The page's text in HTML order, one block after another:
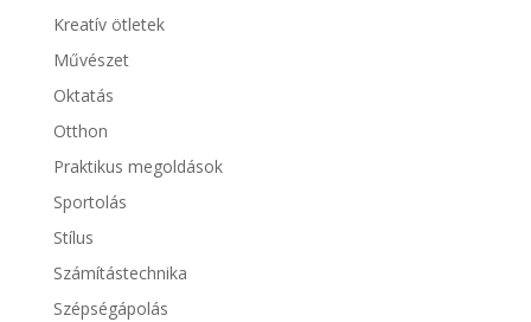
Kreatív ötletek
Művészet
Oktatás
Otthon
Praktikus megoldások
Sportolás
Stílus
Számítástechnika
Szépségápolás